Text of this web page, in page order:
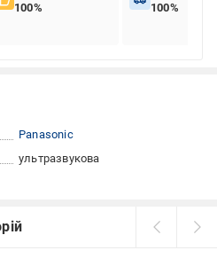
100% 100%
Panasonic
ультразвукова